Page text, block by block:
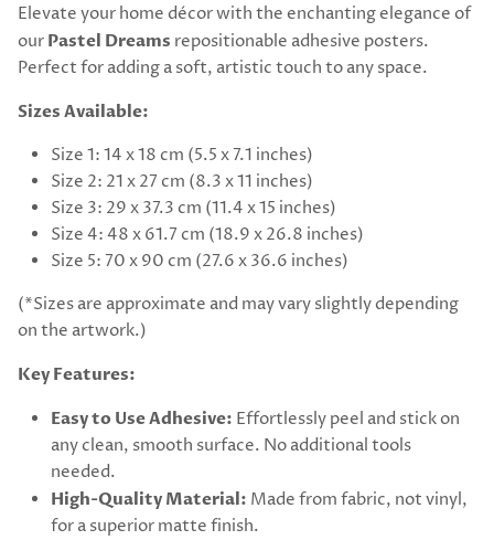
Elevate your home décor with the enchanting elegance of
our Pastel Dreams repositionable adhesive posters.
Perfect for adding a soft, artistic touch to any space.
Sizes Available:
Size 1: 14 x 18 cm (5.5 x 7.1 inches)
Size 2: 21 x 27 cm (8.3 x 11 inches)
Size 3: 29 x 37.3 cm (11.4 x 15 inches)
Size 4: 48 x 61.7 cm (18.9 x 26.8 inches)
Size 5: 70 x 90 cm (27.6 x 36.6 inches)
(*Sizes are approximate and may vary slightly depending
on the artwork.)
Key Features:
Easy to Use Adhesive: Effortlessly peel and stick on
any clean, smooth surface. No additional tools
needed.
High-Quality Material: Made from fabric, not vinyl,
for a superior matte finish.